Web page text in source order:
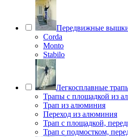
Передвижные
Corda
Monto
Stabilo
Легкосплавные
Трапы с площадкой из
Трап из алюминия
Переход из алюминия
Трап с площадкой,
Трап с подмостком,